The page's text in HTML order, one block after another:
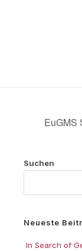
EuGMS
Suchen
Neueste
In Search of